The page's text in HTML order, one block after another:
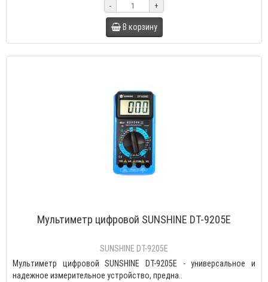
- +
В корзину
Мультиметр цифровой SUNSHINE DT-9205E
SUNSHINE DT-9205E
Мультиметр цифровой SUNSHINE DT-9205E - универсальное и
надежное измерительное устройство, предна..